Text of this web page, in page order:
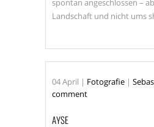
spontan angeschlossen –
Landschaft und nicht ums
04April | Fotografie |
comment
AYSE